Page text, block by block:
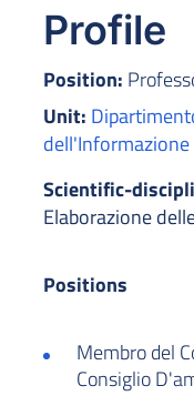
Profile
Position:
Unit:
dell'Informazione
Scientific-
Elaborazione
Positions
Membro del
Consiglio